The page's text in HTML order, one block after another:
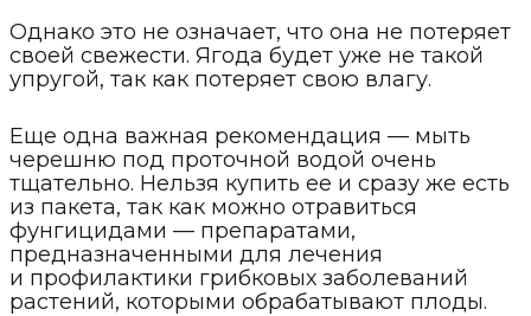
Однако это не означает, что она не потеряет
своей свежести. Ягода будет уже не такой
упругой, так как потеряет свою влагу.
Еще одна важная рекомендация — мыть
черешню под проточной водой очень
тщательно. Нельзя купить ее и сразу же есть
из пакета, так как можно отравиться
фунгицидами — препаратами,
предназначенными для лечения
и профилактики грибковых заболеваний
растений, которыми обрабатывают плоды.